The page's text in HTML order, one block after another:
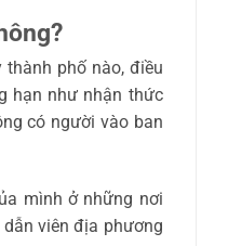
thành phố nào, điều
hạn như nhận thức
có người vào ban
mình ở những nơi
viên địa phương